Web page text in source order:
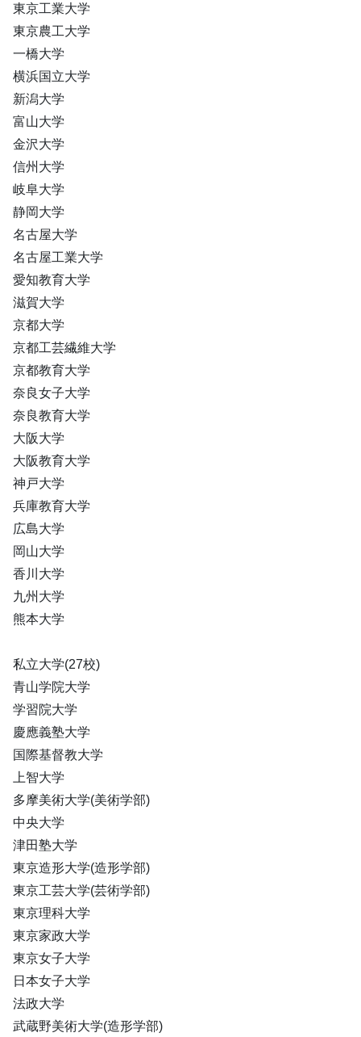
東京工業大学
東京農工大学
一橋大学
横浜国立大学
新潟大学
富山大学
金沢大学
信州大学
岐阜大学
静岡大学
名古屋大学
名古屋工業大学
愛知教育大学
滋賀大学
京都大学
京都工芸繊維大学
京都教育大学
奈良女子大学
奈良教育大学
大阪大学
大阪教育大学
神戸大学
兵庫教育大学
広島大学
岡山大学
香川大学
九州大学
熊本大学
私立大学(27校)
青山学院大学
学習院大学
慶應義塾大学
国際基督教大学
上智大学
多摩美術大学(美術学部)
中央大学
津田塾大学
東京造形大学(造形学部)
東京工芸大学(芸術学部)
東京理科大学
東京家政大学
東京女子大学
日本女子大学
法政大学
武蔵野美術大学(造形学部)